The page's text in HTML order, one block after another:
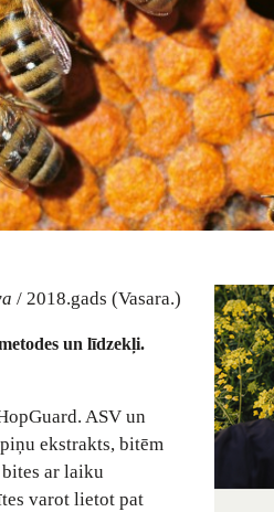
/ 2018.gads (Vasara.)
un līdzekļi.
ASV un
ekstrakts, bitēm
ar laiku
varot lietot pat